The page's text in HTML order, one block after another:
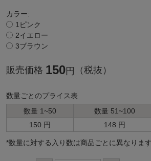
カラー:
1ピンク
2イエロー
3ブラウン
販売価格 150円 （税抜）
数量ごとのプライス表
数量 1~50
数量 51~100
150 円
148 円
*数量に対する⼊り数は商品ごとに異なります